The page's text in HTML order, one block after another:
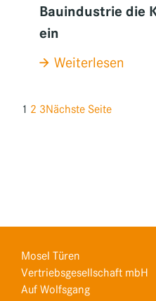
Bauindustrie die
ein
Weiterlesen
1 2 3Nächste Seite
Mosel Türen
Vertriebsgesellschaft mbH
Auf Wolfsgang